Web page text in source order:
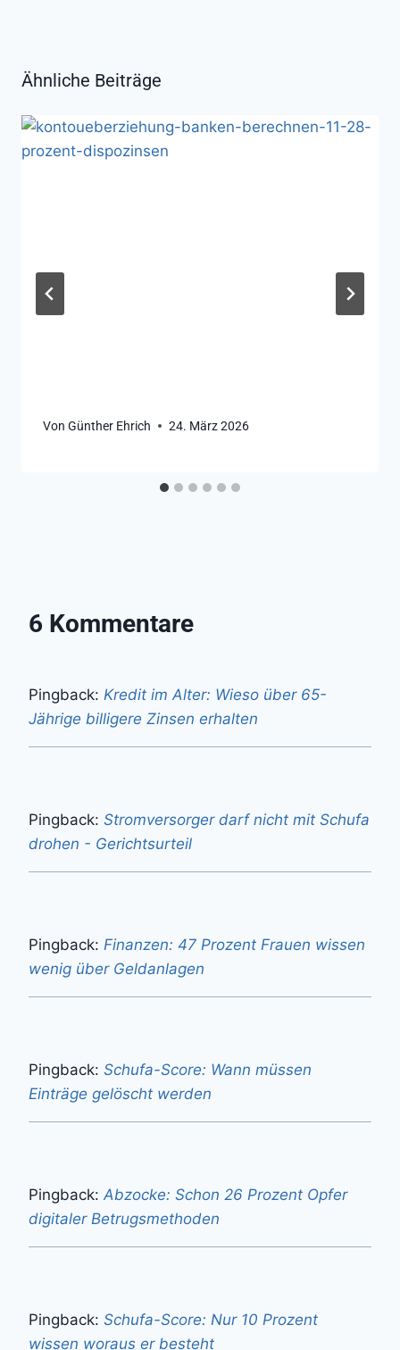
Ähnliche Beiträge
Von Günther Ehrich 24. März 2026
6 Kommentare
Pingback: Kredit im Alter: Wieso über 65-
Jährige billigere Zinsen erhalten
Pingback: Stromversorger darf nicht mit Schufa
drohen - Gerichtsurteil
Pingback: Finanzen: 47 Prozent Frauen wissen
wenig über Geldanlagen
Pingback: Schufa-Score: Wann müssen
Einträge gelöscht werden
Pingback: Abzocke: Schon 26 Prozent Opfer
digitaler Betrugsmethoden
Pingback: Schufa-Score: Nur 10 Prozent
wissen woraus er besteht